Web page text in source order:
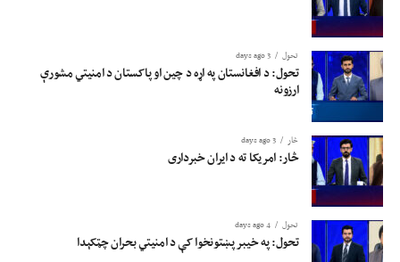
تحول 3 days ago
تحول: د افغانستان په اړه د چین او پاکستان د امنیتي مشورې
ارزونه
څار 3 days ago
څار: امریکا ته د ایران خبرداری
تحول 4 days ago
تحول: په خیبر پښتونخوا کې د امنیتي بحران چټکېدا